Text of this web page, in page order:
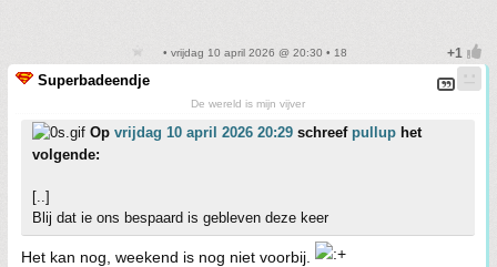
• vrijdag 10 april 2026 @ 20:30 • 18
Superbadeendje
De wereld is mijn vijver
Op vrijdag 10 april 2026 20:29 schreef pullup het
volgende:
[..]
Blij dat ie ons bespaard is gebleven deze keer
Het kan nog, weekend is nog niet voorbij.